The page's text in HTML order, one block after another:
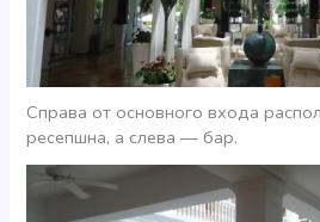
Справа от основного входа
ресепшна, а слева — бар.